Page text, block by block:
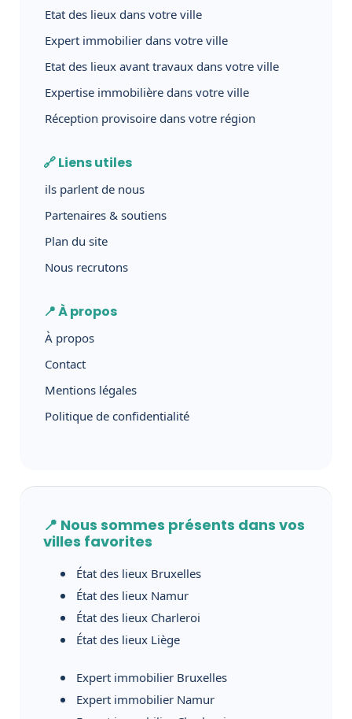
Etat des lieux dans votre ville
Expert immobilier dans votre ville
Etat des lieux avant travaux dans votre ville
Expertise immobilière dans votre ville
Réception provisoire dans votre région
🔗 Liens utiles
ils parlent de nous
Partenaires & soutiens
Plan du site
Nous recrutons
📍 À propos
À propos
Contact
Mentions légales
Politique de confidentialité
📍 Nous sommes présents dans vos
villes favorites
État des lieux Bruxelles
État des lieux Namur
État des lieux Charleroi
État des lieux Liège
Expert immobilier Bruxelles
Expert immobilier Namur